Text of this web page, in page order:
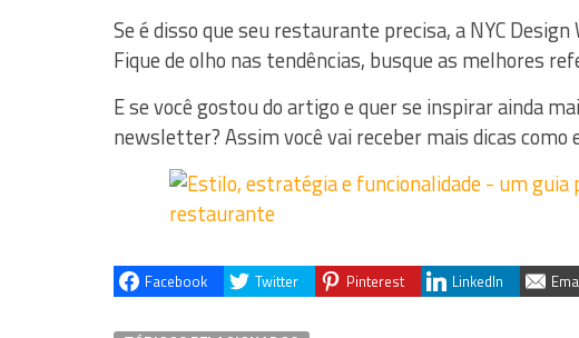
Se é disso que seu restaurante precisa, a NYC
Fique de olho nas tendências, busque as melhores
E se você gostou do artigo e quer se inspirar ainda
newsletter? Assim você vai receber mais dicas
Facebook Twitter Pinterest LinkedIn